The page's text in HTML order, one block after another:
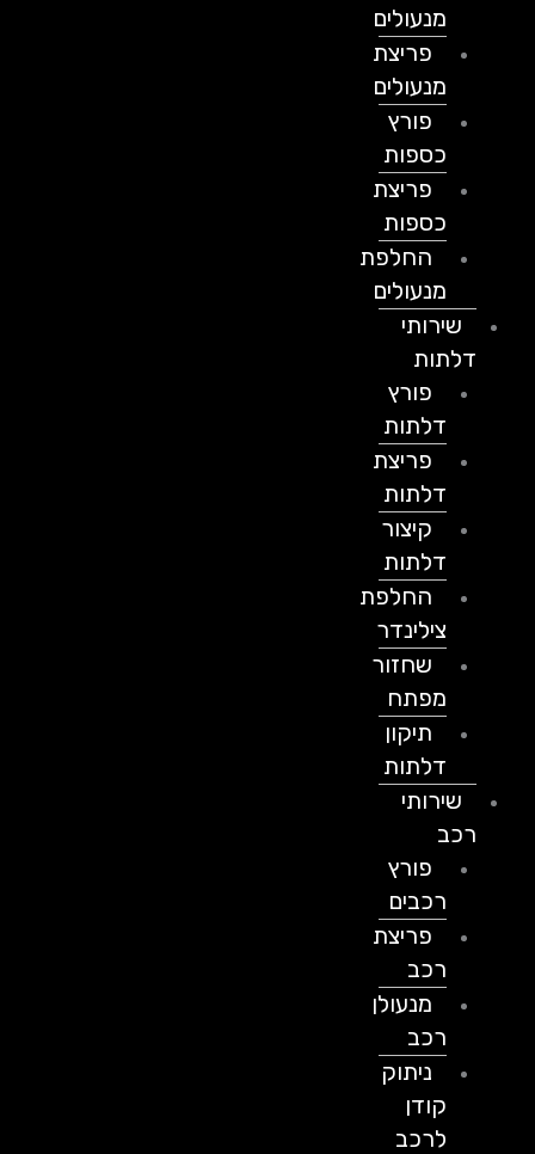
מנעולים
פריצת
מנעולים
פורץ
כספות
פריצת
כספות
החלפת
מנעולים
שירותי
דלתות
פורץ
דלתות
פריצת
דלתות
קיצור
דלתות
החלפת
צילינדר
שחזור
מפתח
תיקון
דלתות
שירותי
פורץ
רכבים
פריצת
מנעולן
ניתוק
לרכב